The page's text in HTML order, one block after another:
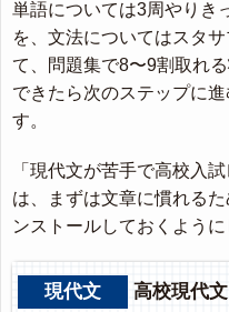
単語については3周やりき
を、文法についてはスタ
て、問題集で8〜9割取れ
できたら次のステップに
す。
「現代文が苦手で高校入
は、まずは文章に慣れる
ンストールしておくように
現代文 高校現代